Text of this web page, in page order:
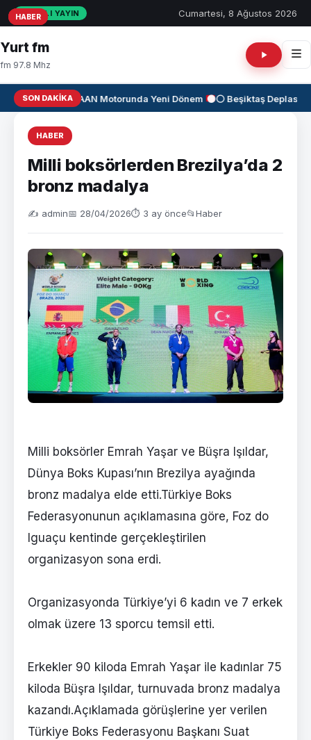
CANLI YAYIN Cumartesi, 8 Ağustos 2026
Yurt fm
fm 97.8 Mhz
SON DAKIKA
✈️KAAN Motorunda Yeni Dönem ⚫⚪ Beşiktaş
HABER
Milli boksörlerden Brezilya’da 2
bronz madalya
✍️ admin📅 28/04/2026⏱ 3 ay önce📂Haber
Milli boksörler Emrah Yaşar ve Büşra Işıldar,
Dünya Boks Kupası’nın Brezilya ayağında
bronz madalya elde etti.Türkiye Boks
Federasyonunun açıklamasına göre, Foz do
Iguaçu kentinde gerçekleştirilen
organizasyon sona erdi.
Organizasyonda Türkiye’yi 6 kadın ve 7 erkek
olmak üzere 13 sporcu temsil etti.
Erkekler 90 kiloda Emrah Yaşar ile kadınlar 75
kiloda Büşra Işıldar, turnuvada bronz madalya
kazandı.Açıklamada görüşlerine yer verilen
Türkiye Boks Federasyonu Başkanı Suat
HABER
HABER
HABER